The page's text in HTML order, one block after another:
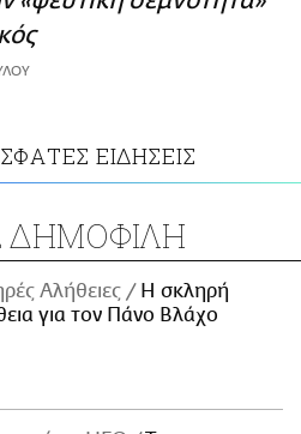
ΕΙΔΗΣΕΙΣ
ΔΗΜΟΦΙΛΗ
Αλήθειες
H σκληρή
για τον Πάνο Βλάχο